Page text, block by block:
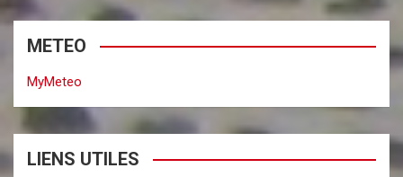
METEO
MyMeteo
LIENS UTILES